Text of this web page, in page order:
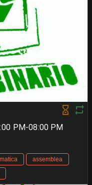
PM-08:00 PM
assemblea